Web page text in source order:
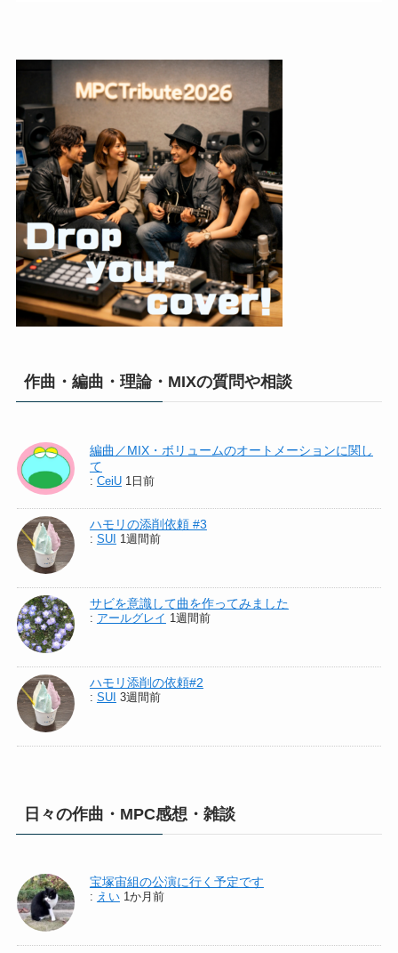
作曲・編曲・理論・MIXの質問や相談
編曲／MIX・ボリュームのオートメーションに関し
て
: CeiU 1日前
ハモリの添削依頼 #3
: SUI 1週間前
サビを意識して曲を作ってみました
: アールグレイ 1週間前
ハモリ添削の依頼#2
: SUI 3週間前
日々の作曲・MPC感想・雑談
宝塚宙組の公演に行く予定です
: えい 1か月前